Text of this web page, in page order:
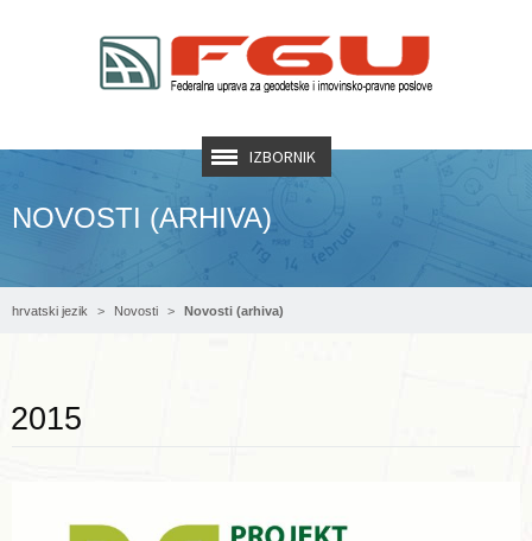
IZBORNIK
NOVOSTI (ARHIVA)
hrvatski jezik Novosti Novosti (arhiva)
2015